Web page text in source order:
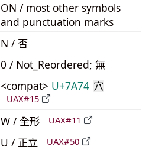
ON / most other symbols
and punctuation marks
N / 否
0 / Not_Reordered; 無
<compat> U+7A74 穴
UAX#15
W / 全形 UAX#11
U / 正立 UAX#50